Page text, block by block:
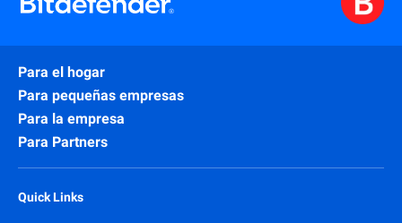
Para el hogar
Para pequeñas empresas
Para la empresa
Para Partners
Quick Links